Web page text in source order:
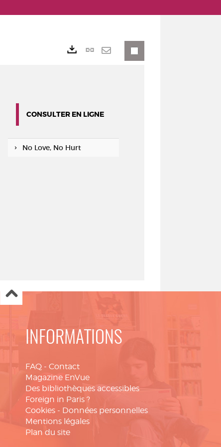
Lien
CONSULTER EN LIGNE
No Love, No Hurt
INFORMATIONS
FAQ - Contact
Magazine EnVue
Des bibliothèques accessibles
Foreign in Paris ?
Cookies - Données personnelles
Mentions légales
Plan du site